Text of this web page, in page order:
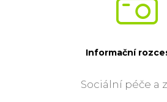
Informační
Sociální péče a